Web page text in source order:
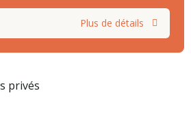
Plus de détails